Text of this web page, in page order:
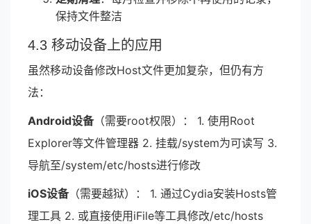
保持文件整洁
4.3 移动设备上的应用
虽然移动设备修改Host文件更加复杂，但仍有方
法：
Android设备（需要root权限）： 1. 使用Root
Explorer等文件管理器 2. 挂载/system为可读写 3.
导航至/system/etc/hosts进行修改
iOS设备（需要越狱）： 1. 通过Cydia安装Hosts管
理工具 2. 或直接使用iFile等工具修改/etc/hosts